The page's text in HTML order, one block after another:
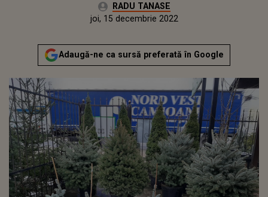
Autor:RADU TANASE
joi, 16 decembrie 2021Actualizat:
joi, 15 decembrie 2022
Adaugă-ne ca sursă preferată în Google